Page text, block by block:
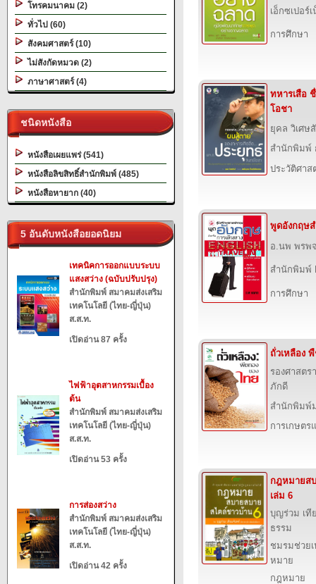
โทรคมนาคม (2)
ทั่วไป (60)
สังคมศาสตร์ (10)
ไม่สังกัดหมวด (2)
ภาษาศาสตร์ (4)
ชนิดหนังสือ
หนังสือเผยแพร่ (541)
หนังสือลิขสิทธิ์สำนักพิมพ์ (485)
หนังสือหายาก (40)
5 อันดับหนังสือยอดนิยม
เทคนิคการออกแบบระบบ
แสงสว่าง (ฉบับปรับปรุง)
สำนักพิมพ์ สมาคมส่งเสริม
เทคโนโลยี (ไทย-ญี่ปุ่น)
ส.ส.ท.
เปิดอ่าน 87 ครั้ง
ไฟฟ้าอุตสาหกรรมเบื้อง
ต้น
สำนักพิมพ์ สมาคมส่งเสริม
เทคโนโลยี (ไทย-ญี่ปุ่น)
ส.ส.ท.
เปิดอ่าน 53 ครั้ง
การส่องสว่าง
สำนักพิมพ์ สมาคมส่งเสริม
เทคโนโลยี (ไทย-ญี่ปุ่น)
ส.ส.ท.
เปิดอ่าน 42 ครั้ง
เอ็กซเปอร์
การศึกษา
ทหารเสือ
โอชา
ยุคล วิเศษ
สำนักพิม
ประวัติศาส
พูดอังกฤษส
อ.นพ พรพ
สำนักพิมพ์
การศึกษา
ถั่วเหลือง
รองศาสต
ภักดี
สำนักพิมพ์
การเกษตร
กฎหมายส
เล่ม 6
บุญร่วม เ
ธรรม
ชมรมช่วย
หมาย
กฎหมาย